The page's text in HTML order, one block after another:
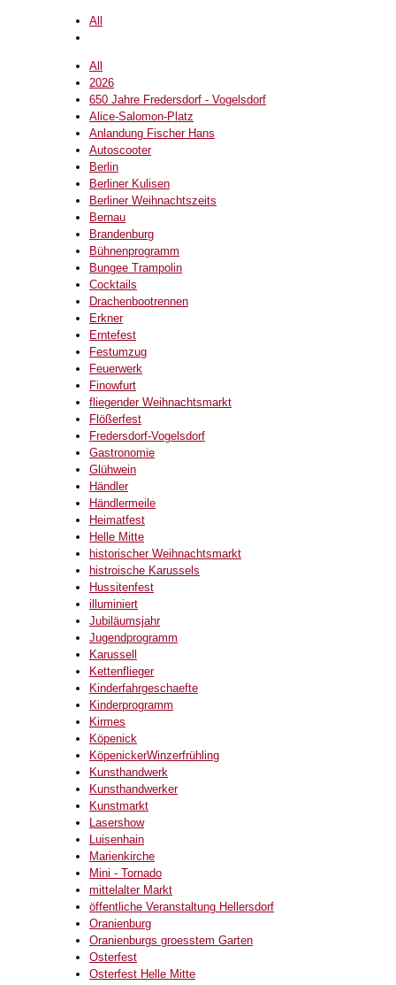
All
All
2026
650 Jahre Fredersdorf - Vogelsdorf
Alice-Salomon-Platz
Anlandung Fischer Hans
Autoscooter
Berlin
Berliner Kulisen
Berliner Weihnachtszeits
Bernau
Brandenburg
Bühnenprogramm
Bungee Trampolin
Cocktails
Drachenbootrennen
Erkner
Erntefest
Festumzug
Feuerwerk
Finowfurt
fliegender Weihnachtsmarkt
Flößerfest
Fredersdorf-Vogelsdorf
Gastronomie
Glühwein
Händler
Händlermeile
Heimatfest
Helle Mitte
historischer Weihnachtsmarkt
histroische Karussels
Hussitenfest
illuminiert
Jubiläumsjahr
Jugendprogramm
Karussell
Kettenflieger
Kinderfahrgeschaefte
Kinderprogramm
Kirmes
Köpenick
KöpenickerWinzerfrühling
Kunsthandwerk
Kunsthandwerker
Kunstmarkt
Lasershow
Luisenhain
Marienkirche
Mini - Tornado
mittelalter Markt
öffentliche Veranstaltung Hellersdorf
Oranienburg
Oranienburgs groesstem Garten
Osterfest
Osterfest Helle Mitte